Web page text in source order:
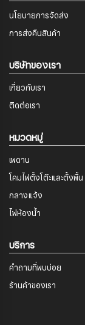
นโยบายการจัดส่ง
การส่งคืนสินค้า
บริษัทของเรา
เกี่ยวกับเรา
ติดต่อเรา
หมวดหมู่
เพดาน
โคมไฟตั้งโต๊ะและตั้งพื้น
กลางแจ้ง
ไฟห้องน้ำ
บริการ
คำถามที่พบบ่อย
ร้านค้าของเรา